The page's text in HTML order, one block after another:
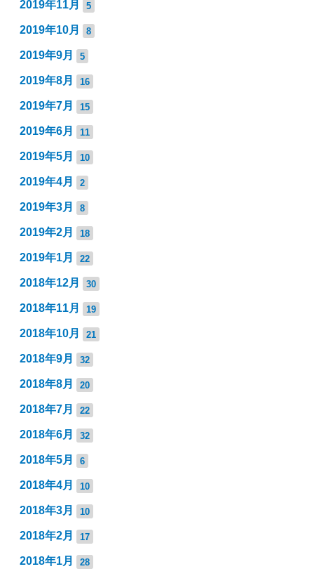
2019年11月 5
2019年10月 8
2019年9月 5
2019年8月 16
2019年7月 15
2019年6月 11
2019年5月 10
2019年4月 2
2019年3月 8
2019年2月 18
2019年1月 22
2018年12月 30
2018年11月 19
2018年10月 21
2018年9月 32
2018年8月 20
2018年7月 22
2018年6月 32
2018年5月 6
2018年4月 10
2018年3月 10
2018年2月 17
2018年1月 28